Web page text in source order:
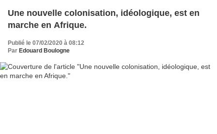
Une nouvelle colonisation, idéologique, est en
marche en Afrique.
Publié le 07/02/2020 à 08:12
Par Edouard Boulogne